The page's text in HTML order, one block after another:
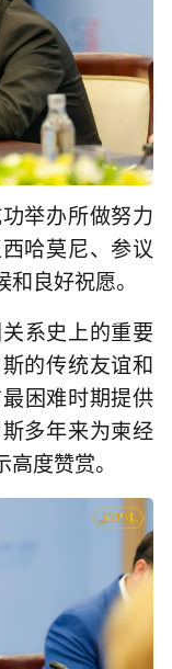
举办所做努力
哈莫尼、参议
良好祝愿。
系史上的重要
的传统友谊和
困难时期提供
多年来为柬经
度赞赏。